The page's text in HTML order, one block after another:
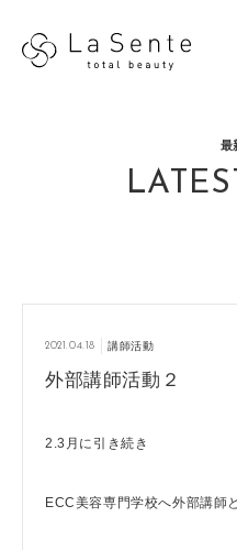
最
2021.04.18 講師活動
外部講師活動２
2.3月に引き続き
ECC美容専門学校へ外部講師